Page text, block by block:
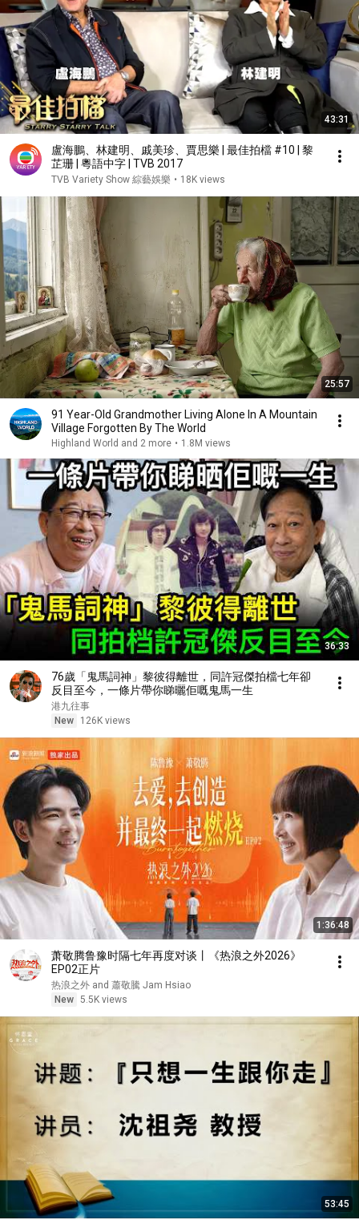
43:31
盧海鵬、林建明、戚美珍、賈思樂 | 最佳拍檔 #10 | 黎
芷珊 | 粵語中字 | TVB 2017
TVB Variety Show 綜藝娛樂 • 18K views
25:57
91 Year-Old Grandmother Living Alone In A Mountain
Village Forgotten By The World
Highland World and 2 more • 1.8M views
36:33
76歲「鬼馬詞神」黎彼得離世，同許冠傑拍檔七年卻
反目至今，一條片帶你睇曬佢嘅鬼馬一生
港九往事
New
126K views
1:36:48
萧敬腾鲁豫时隔七年再度对谈丨《热浪之外2026》
EP02正片
热浪之外 and 蕭敬騰 Jam Hsiao
New 5.5K views
53:45